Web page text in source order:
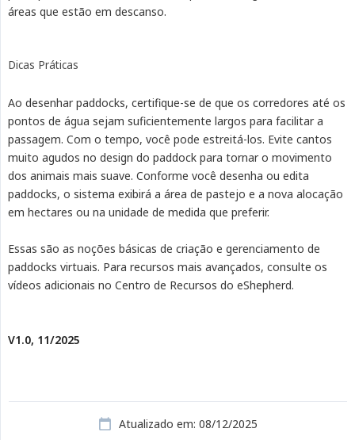
áreas que estão em descanso.
Dicas Práticas
Ao desenhar paddocks, certifique-se de que os corredores até os
pontos de água sejam suficientemente largos para facilitar a
passagem. Com o tempo, você pode estreitá-los. Evite cantos
muito agudos no design do paddock para tornar o movimento
dos animais mais suave. Conforme você desenha ou edita
paddocks, o sistema exibirá a área de pastejo e a nova alocação
em hectares ou na unidade de medida que preferir.
Essas são as noções básicas de criação e gerenciamento de
paddocks virtuais. Para recursos mais avançados, consulte os
vídeos adicionais no Centro de Recursos do eShepherd.
V1.0, 11/2025
Atualizado em: 08/12/2025